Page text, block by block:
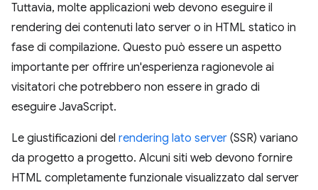
Tuttavia, molte applicazioni web devono eseguire il
rendering dei contenuti lato server o in HTML statico in
fase di compilazione. Questo può essere un aspetto
importante per offrire un'esperienza ragionevole ai
visitatori che potrebbero non essere in grado di
eseguire JavaScript.
Le giustificazioni del rendering lato server (SSR) variano
da progetto a progetto. Alcuni siti web devono fornire
HTML completamente funzionale visualizzato dal server